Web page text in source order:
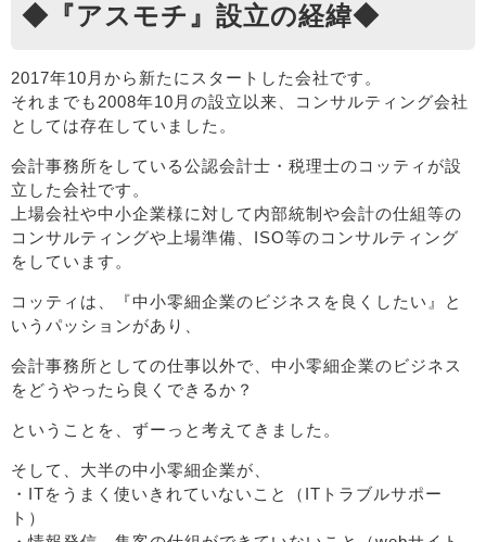
◆『アスモチ』設立の経緯◆
2017年10月から新たにスタートした会社です。
それまでも2008年10月の設立以来、コンサルティング会社
としては存在していました。
会計事務所をしている公認会計士・税理士のコッティが設
立した会社です。
上場会社や中小企業様に対して内部統制や会計の仕組等の
コンサルティングや上場準備、ISO等のコンサルティング
をしています。
コッティは、『中小零細企業のビジネスを良くしたい』と
いうパッションがあり、
会計事務所としての仕事以外で、中小零細企業のビジネス
をどうやったら良くできるか？
ということを、ずーっと考えてきました。
そして、大半の中小零細企業が、
・ITをうまく使いきれていないこと（ITトラブルサポー
ト）